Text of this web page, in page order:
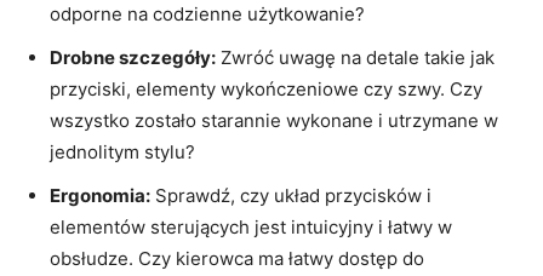
odporne na codzienne użytkowanie?
Drobne⁤ szczegóły: Zwróć uwagę na detale takie jak
przyciski, elementy wykończeniowe czy szwy. Czy
wszystko zostało starannie wykonane i‍ utrzymane w
jednolitym stylu?
Ergonomia: Sprawdź,​ czy ⁤układ przycisków i
elementów sterujących jest intuicyjny‍ i łatwy w
obsłudze. Czy kierowca ma łatwy dostęp do